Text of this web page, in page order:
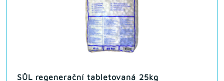
SŮL regenerační tabletovaná 25kg